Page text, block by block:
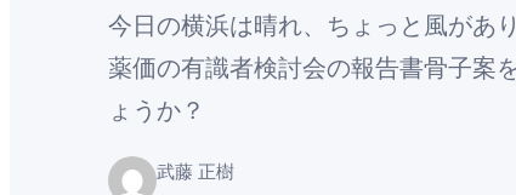
今日の横浜は晴れ、ちょっと風があ
薬価の有識者検討会の報告書骨子案
ょうか？
武藤 正樹